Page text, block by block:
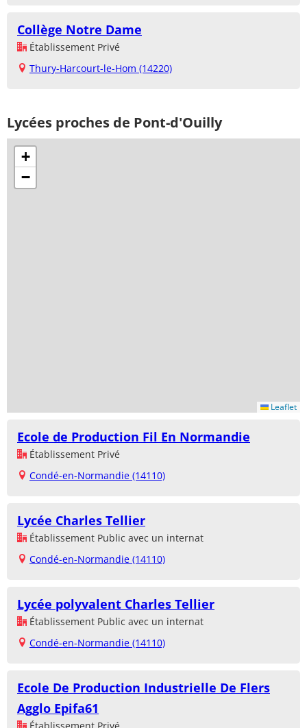
Collège Notre Dame
Établissement Privé
Thury-Harcourt-le-Hom (14220)
Lycées proches de Pont-d'Ouilly
+
−
Leaflet
Ecole de Production Fil En Normandie
Établissement Privé
Condé-en-Normandie (14110)
Lycée Charles Tellier
Établissement Public avec un internat
Condé-en-Normandie (14110)
Lycée polyvalent Charles Tellier
Établissement Public avec un internat
Condé-en-Normandie (14110)
Ecole De Production Industrielle De Flers
Agglo Epifa61